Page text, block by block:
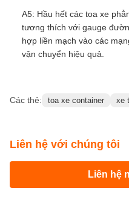
A5: Hầu hết các toa xe
tương thích với gauge
hợp liền mạch vào các
vận chuyển hiệu quả.
Các thẻ: toa xe container xe
Liên hệ với chúng tôi
Liên hệ